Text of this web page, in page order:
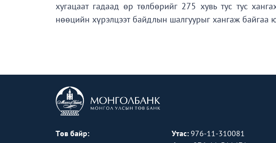
хугацаат гадаад өр төлбөрийг 275 хувь тус тус
нөөцийн хүрэлцээт байдлын шалгуурыг хангаж байгаа
Төв байр: Утас:976-11-310081